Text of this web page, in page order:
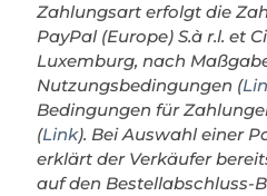
Zahlungsart erfolgt die
PayPal (Europe) S.à r.l. et
Luxemburg, nach
Nutzungsbedingungen (
Bedingungen für
(Link). Bei Auswahl einer
erklärt der Verkäufer
auf den Bestellabschluss-